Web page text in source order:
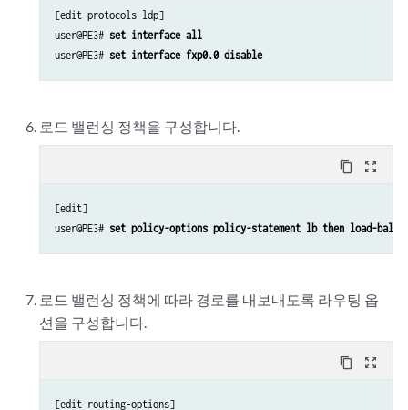
[edit protocols ldp]
user@PE3# set interface all
user@PE3# set interface fxp0.0 disable
로드 밸런싱 정책을 구성합니다.
content_copy zoom_out_map
[edit]
user@PE3# set policy-options policy-statement lb then load-
로드 밸런싱 정책에 따라 경로를 내보내도록 라우팅 옵
션을 구성합니다.
content_copy zoom_out_map
[edit routing-options]